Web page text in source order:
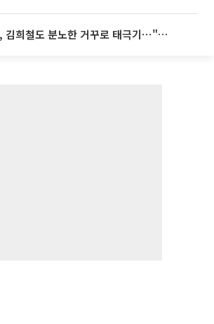
서경덕 교수, 김희철도 분노한 거꾸로 태극기⋯"엉터리는 아냐, 아쉬울 뿐"